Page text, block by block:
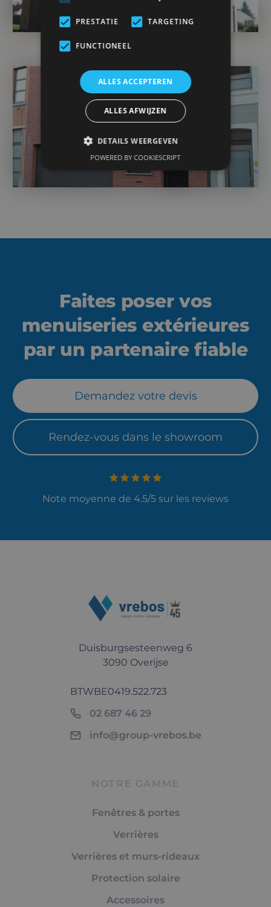
Faites poser vos
menuiseries extérieures
par un partenaire fiable
Demandez votre devis
Rendez-vous dans le showroom
Note moyenne de 4.5/5 sur les reviews
Duisburgsesteenweg 6
3090 Overijse
BTWBE0419.522.723
02 687 46 29
info@group-vrebos.be
NOTRE GAMME
Fenêtres & portes
Verrières
Verrières et murs-rideaux
Protection solaire
Accessoires
PRESTATIE TARGETING
FUNCTIONEEL
ALLES ACCEPTEREN
ALLES AFWIJZEN
DETAILS WEERGEVEN
POWERED BY COOKIESCRIPT